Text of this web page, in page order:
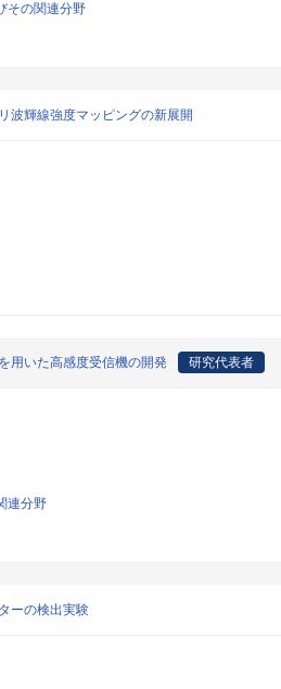
その関連分野
波輝線強度マッピングの新展開
用いた高感度受信機の開発 研究代表者
連分野
ーの検出実験